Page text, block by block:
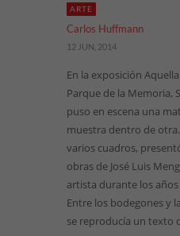
ARTE
Carlos Huffmann
12 JUN, 2014
En la exposición
Parque de la Memoria,
puso en escena una
muestra dentro de
varios cuadros,
obras de José Luis
artista durante los
Entre los bodegones y
se reproducía un texto